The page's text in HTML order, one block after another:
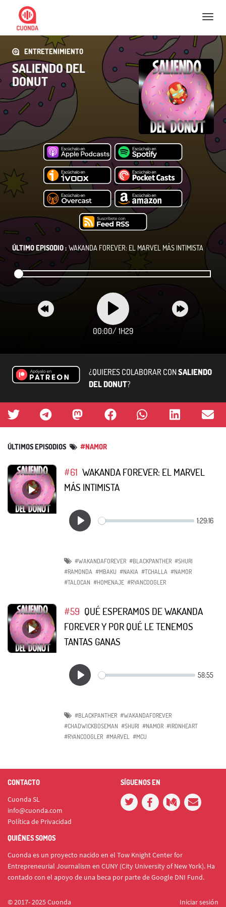
Nav
ENTRETENIMIENTO
SALIENDO DEL
DONUT
ÚLTIMO EPISODIO : WAKANDA FOREVER: EL MARVEL MÁS INTIMISTA
00:00/ 1H29
¿QUIERES COLABORAR CONSALIENDO
DEL DONUT?
ÚLTIMOS EPISODIOS #NAMOR
#61 WAKANDA FOREVER: EL MARVEL
MÁS INTIMISTA
#WAKANDAFOREVER #BLACKPANTHER #SHURI
#RAMONDA #MBAKU #NAKIA #TCHALLA #NAMOR
#TALOCAN #HOMENAJE #RYANCOOGLER
#59 QUÉ ESPERAMOS DE WAKANDA
FOREVER Y POR QUÉ LE TENEMOS
TANTAS GANAS
#BLACKPANTHER #WAKANDAFOREVER
#CHADWICKBOSEMAN #SHURI #NAMOR #IRONHEART
#RYANCOOGLER #MARVEL #MCU
CONTACTO
Cuonda SL
info@cuonda.com
Política de Privacidad
SÍGUENOS EN
QUIÉNES SOMOS
Cuonda es un proyecto nacido en el Tow Knight Center for
Entrepreneurial Journalism en CUNY (City University of New York). Ha
contado con el apoyo de una beca por parte de Google DNI Fund.
© 2017- 2025 Cuonda Iniciar sesión